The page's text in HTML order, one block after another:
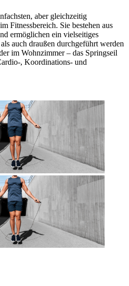
aber gleichzeitig
Fitnessbereich. Sie bestehen aus
ermöglichen ein vielseitiges
auch draußen durchgeführt werden
im Wohnzimmer – das Springseil
, Koordinations- und